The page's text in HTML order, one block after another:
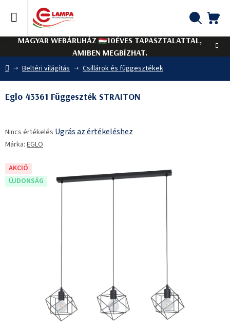
tartalomhoz
MAGYAR WEBÁRUHÁZ
10ÉVES TAPASZTALATTAL,
AMIBEN MEGBÍZHAT.
Kezdőlap
Beltéri világítás Csillárok és függesztékek
Eglo 43361 Függeszték STRAITON
termék
átlagos
5-
ből
Nincs értékelés Ugrás az értékeléshez
Márka: EGLO
AKCIÓ
ÚJDONSÁG